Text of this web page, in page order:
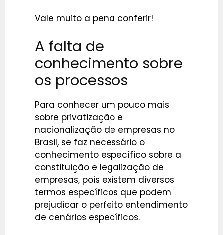
Vale muito a pena conferir!
A falta de
conhecimento sobre
os processos
Para conhecer um pouco mais
sobre privatização e
nacionalização de empresas no
Brasil, se faz necessário o
conhecimento específico sobre a
constituição e legalização de
empresas, pois existem diversos
termos específicos que podem
prejudicar o perfeito entendimento
de cenários específicos.